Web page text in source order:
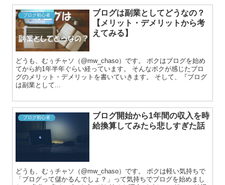
ブログ初心者
ブログは副業としてどうなの？
【メリット・デメリットから考
えてみる】
どうも、むぅチャソ（@mw_chaso）です。 ボクはブログを始め
てから約1年半年ぐらい経っています。 そんなボクが感じたブロ
グのメリット・デメリットを書いていきます。 そして、『ブログ
は副業として...
ブログ初心者
ブログ開始から1年間の収入を時
給換算してみたら悲しすぎた話
どうも、むぅチャソ（@mw_chaso）です。 ボクは軽い気持ちで
「ブログって儲かるんでしょ？」って気持ちでブログを始めまし